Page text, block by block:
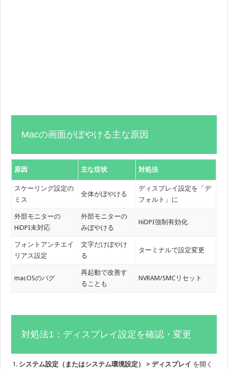
Macの画面がぼやける主な原因
原因 主な症状 対処法
スケーリング設定の
ミス
全体がぼやける
ディスプレイ設定を「デ
フォルト」に
外部モニターの
HiDPI未対応
外部モニターの
みぼやける
HiDPI強制有効化
フォントアンチエイ
リアス設定
文字だけぼやけ
る
ターミナルで設定変更
macOSのバグ
再起動で改善す
ることも
NVRAM/SMCリセット
対処法1：ディスプレイ設定を確認・変更
システム設定（またはシステム環境設定） > ディスプレイ を開く